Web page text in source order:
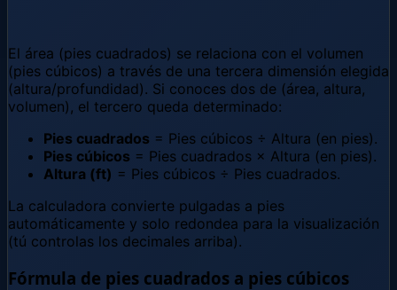
El área (pies cuadrados) se relaciona con el volumen
(pies cúbicos) a través de una tercera dimensión elegida
(altura/profundidad). Si conoces dos de (área, altura,
volumen), el tercero queda determinado:
Pies cuadrados = Pies cúbicos ÷ Altura (en pies).
Pies cúbicos = Pies cuadrados × Altura (en pies).
Altura (ft) = Pies cúbicos ÷ Pies cuadrados.
La calculadora convierte pulgadas a pies
automáticamente y solo redondea para la visualización
(tú controlas los decimales arriba).
Fórmula de pies cuadrados a pies cúbicos